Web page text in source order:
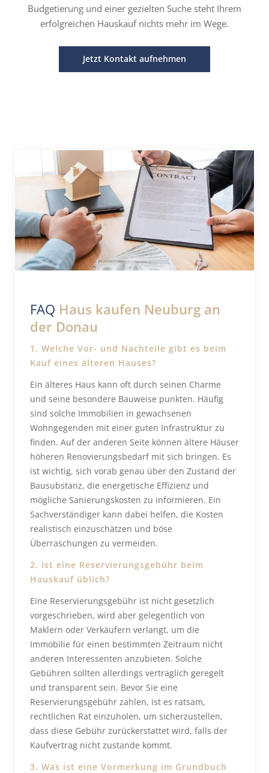
Budgetierung und einer gezielten Suche steht Ihrem
erfolgreichen Hauskauf nichts mehr im Wege.
Jetzt Kontakt aufnehmen
FAQ Haus kaufen Neuburg an
der Donau
1. Welche Vor- und Nachteile gibt es beim
Kauf eines älteren Hauses?
Ein älteres Haus kann oft durch seinen Charme
und seine besondere Bauweise punkten. Häufig
sind solche Immobilien in gewachsenen
Wohngegenden mit einer guten Infrastruktur zu
finden. Auf der anderen Seite können ältere Häuser
höheren Renovierungsbedarf mit sich bringen. Es
ist wichtig, sich vorab genau über den Zustand der
Bausubstanz, die energetische Effizienz und
mögliche Sanierungskosten zu informieren. Ein
Sachverständiger kann dabei helfen, die Kosten
realistisch einzuschätzen und böse
Überraschungen zu vermeiden.
2. Ist eine Reservierungsgebühr beim
Hauskauf üblich?
Eine Reservierungsgebühr ist nicht gesetzlich
vorgeschrieben, wird aber gelegentlich von
Maklern oder Verkäufern verlangt, um die
Immobilie für einen bestimmten Zeitraum nicht
anderen Interessenten anzubieten. Solche
Gebühren sollten allerdings vertraglich geregelt
und transparent sein. Bevor Sie eine
Reservierungsgebühr zahlen, ist es ratsam,
rechtlichen Rat einzuholen, um sicherzustellen,
dass diese Gebühr zurückerstattet wird, falls der
Kaufvertrag nicht zustande kommt.
3. Was ist eine Vormerkung im Grundbuch